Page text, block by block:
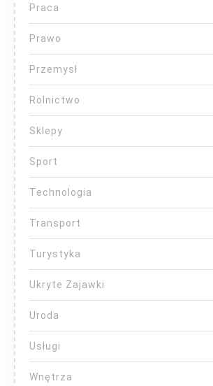
Praca
Prawo
Przemysł
Rolnictwo
Sklepy
Sport
Technologia
Transport
Turystyka
Ukryte Zajawki
Uroda
Usługi
Wnętrza